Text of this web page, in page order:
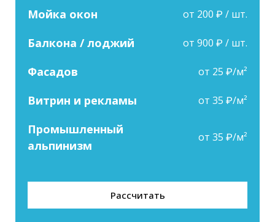
Мойка окон от 200 ₽ / шт.
Балкона / лоджий от 900 ₽ / шт.
Фасадов от 25 ₽/м²
Витрин и рекламы от 35 ₽/м²
Промышленный
альпинизм
от 35 ₽/м²
Рассчитать